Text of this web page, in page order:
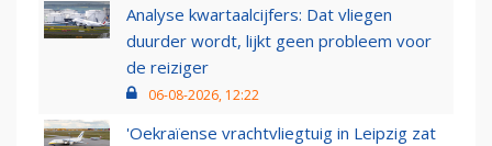
Analyse kwartaalcijfers: Dat vliegen
duurder wordt, lijkt geen probleem voor
de reiziger
06-08-2026, 12:22
'Oekraïense vrachtvliegtuig in Leipzig zat